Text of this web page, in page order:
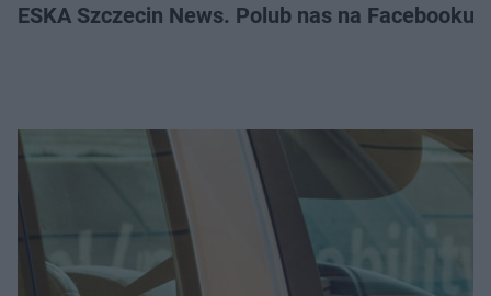
ESKA Szczecin News. Polub nas na Facebooku!